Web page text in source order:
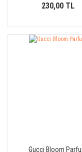
230,00 TL
Gucci Bloom